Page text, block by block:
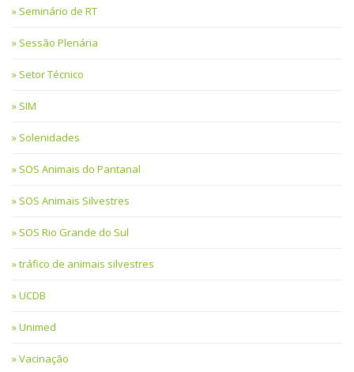
Seminário de RT
Sessão Plenária
Setor Técnico
SIM
Solenidades
SOS Animais do Pantanal
SOS Animais Silvestres
SOS Rio Grande do Sul
tráfico de animais silvestres
UCDB
Unimed
Vacinação